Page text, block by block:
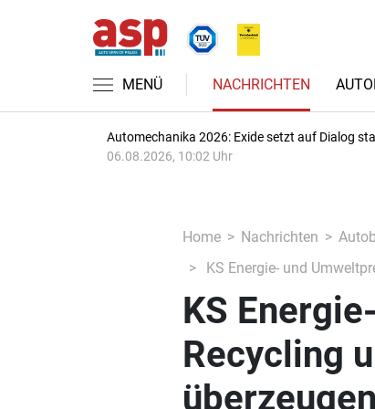
MENÜ NACHRICHTEN
Automechanika 2026: Exide setzt auf Dialog
06.08.2026, 10:02 Uhr
Home Nachrichten
KS Energie- und
KS
Recycling